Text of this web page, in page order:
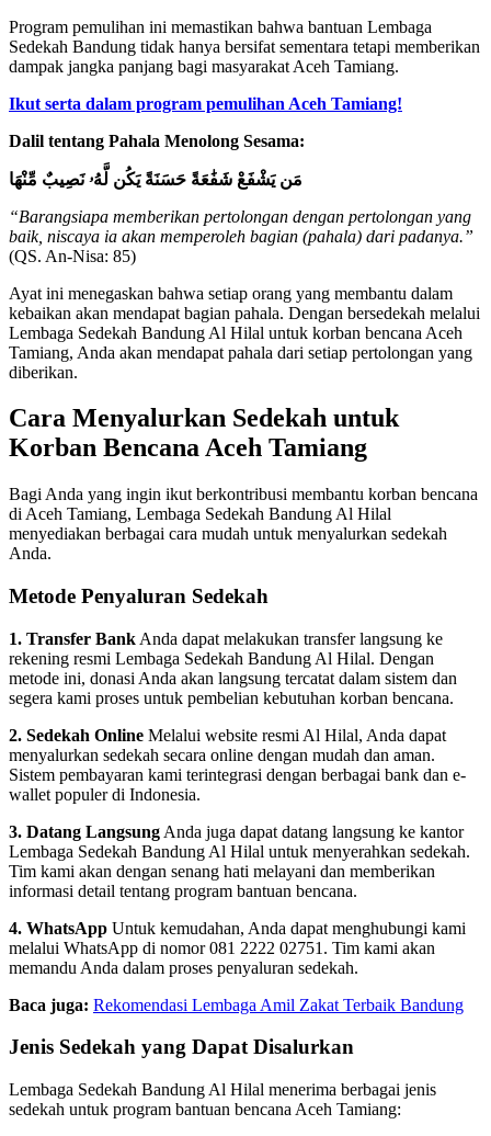
Program pemulihan ini memastikan bahwa bantuan Lembaga
Sedekah Bandung tidak hanya bersifat sementara tetapi memberikan
dampak jangka panjang bagi masyarakat Aceh Tamiang.
Ikut serta dalam program pemulihan Aceh Tamiang!
Dalil tentang Pahala Menolong Sesama:
مَن يَشْفَعْ شَفَٰعَةً حَسَنَةً يَكُن لَّهُۥ نَصِيبٌ مِّنْهَا
“Barangsiapa memberikan pertolongan dengan pertolongan yang
baik, niscaya ia akan memperoleh bagian (pahala) dari padanya.”
(QS. An-Nisa: 85)
Ayat ini menegaskan bahwa setiap orang yang membantu dalam
kebaikan akan mendapat bagian pahala. Dengan bersedekah melalui
Lembaga Sedekah Bandung Al Hilal untuk korban bencana Aceh
Tamiang, Anda akan mendapat pahala dari setiap pertolongan yang
diberikan.
Cara Menyalurkan Sedekah untuk
Korban Bencana Aceh Tamiang
Bagi Anda yang ingin ikut berkontribusi membantu korban bencana
di Aceh Tamiang, Lembaga Sedekah Bandung Al Hilal
menyediakan berbagai cara mudah untuk menyalurkan sedekah
Anda.
Metode Penyaluran Sedekah
1. Transfer Bank Anda dapat melakukan transfer langsung ke
rekening resmi Lembaga Sedekah Bandung Al Hilal. Dengan
metode ini, donasi Anda akan langsung tercatat dalam sistem dan
segera kami proses untuk pembelian kebutuhan korban bencana.
2. Sedekah Online Melalui website resmi Al Hilal, Anda dapat
menyalurkan sedekah secara online dengan mudah dan aman.
Sistem pembayaran kami terintegrasi dengan berbagai bank dan e-
wallet populer di Indonesia.
3. Datang Langsung Anda juga dapat datang langsung ke kantor
Lembaga Sedekah Bandung Al Hilal untuk menyerahkan sedekah.
Tim kami akan dengan senang hati melayani dan memberikan
informasi detail tentang program bantuan bencana.
4. WhatsApp Untuk kemudahan, Anda dapat menghubungi kami
melalui WhatsApp di nomor 081 2222 02751. Tim kami akan
memandu Anda dalam proses penyaluran sedekah.
Baca juga: Rekomendasi Lembaga Amil Zakat Terbaik Bandung
Jenis Sedekah yang Dapat Disalurkan
Lembaga Sedekah Bandung Al Hilal menerima berbagai jenis
sedekah untuk program bantuan bencana Aceh Tamiang: